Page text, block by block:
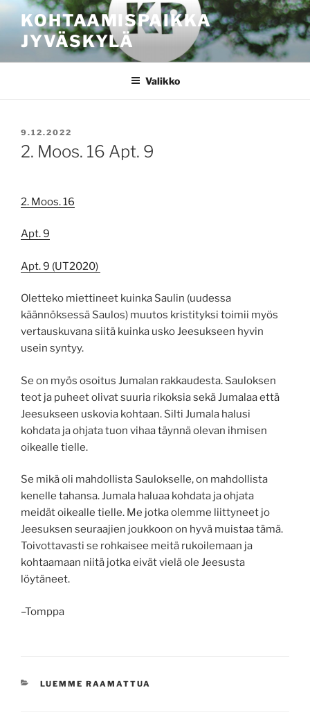
sisältöönKOHTAAMISPAIKKA
JYVÄSKYLÄ
Valikko
JULKAISTU
9.12.2022
2. Moos. 16 Apt. 9
2. Moos. 16
Apt. 9
Apt. 9 (UT2020)
Oletteko miettineet kuinka Saulin (uudessa
käännöksessä Saulos) muutos kristityksi toimii myös
vertauskuvana siitä kuinka usko Jeesukseen hyvin
usein syntyy.
Se on myös osoitus Jumalan rakkaudesta. Sauloksen
teot ja puheet olivat suuria rikoksia sekä Jumalaa että
Jeesukseen uskovia kohtaan. Silti Jumala halusi
kohdata ja ohjata tuon vihaa täynnä olevan ihmisen
oikealle tielle.
Se mikä oli mahdollista Saulokselle, on mahdollista
kenelle tahansa. Jumala haluaa kohdata ja ohjata
meidät oikealle tielle. Me jotka olemme liittyneet jo
Jeesuksen seuraajien joukkoon on hyvä muistaa tämä.
Toivottavasti se rohkaisee meitä rukoilemaan ja
kohtaamaan niitä jotka eivät vielä ole Jeesusta
löytäneet.
–Tomppa
KATEGORIAT
LUEMME RAAMATTUA